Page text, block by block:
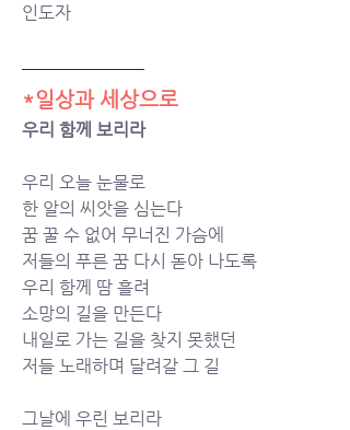
인도자
*일상과 세상으로
우리 함께 보리라
우리 오늘 눈물로
한 알의 씨앗을 심는다
꿈 꿀 수 없어 무너진 가슴에
저들의 푸른 꿈 다시 돋아 나도록
우리 함께 땀 흘려
소망의 길을 만든다
내일로 가는 길을 찾지 못했던
저들 노래하며 달려갈 그 길
그날에 우린 보리라